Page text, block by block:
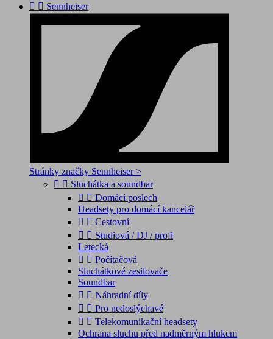
  Sennheiser
Stránky značky Sennheiser >
  Sluchátka a soundbar
  Domácí poslech
Headsety pro domácí kancelář
  Cestovní
  Studiová / DJ / profi
Letecká
  Počítačová
Sluchátkové zesilovače
Soundbar
  Náhradní díly
  Pro nedoslýchavé
  Telekomunikační headsety
Ochrana sluchu před nadměrným hlukem